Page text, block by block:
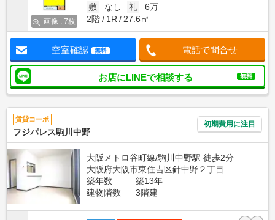
画像 : 7枚
敷
なし 礼
6万
2階
1R 27.6㎡
空室確認 無料 電話で問合せ
お店にLINEで相談する 無料
賃貸コーポ
フジパレス駒川中野
初期費用に注目
大阪メトロ谷町線/駒川中野駅 徒歩2分
大阪府大阪市東住吉区針中野２丁目
築年数
築13年
建物階数
3階建